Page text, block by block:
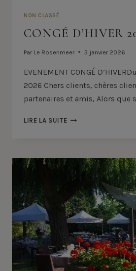
NON CLASSÉ
CONGÉ D’HIVER
Par Le Rosenmeer 3 janvier 2026
EVENEMENT CONGÉ
2026 Chers clients, chères
partenaires et amis, Alors que
LIRE LA SUITECONGÉ